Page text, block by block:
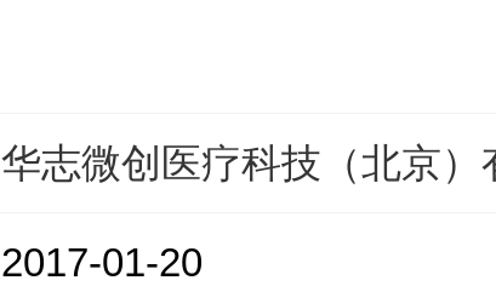
华志微创医疗科技（北京）
2017-01-20